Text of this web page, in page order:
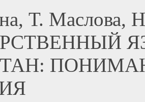
Т. Маслова,